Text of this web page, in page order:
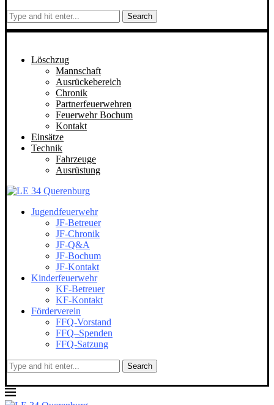
Search
Löschzug
Mannschaft
Ausrückebereich
Chronik
Partnerfeuerwehren
Feuerwehr Bochum
Kontakt
Einsätze
Technik
Fahrzeuge
Ausrüstung
Jugendfeuerwehr
JF-Betreuer
JF-Chronik
JF-Q&A
JF-Bochum
JF-Kontakt
Kinderfeuerwehr
KF-Betreuer
KF-Kontakt
Förderverein
FFQ-Vorstand
FFQ–Spenden
FFQ-Satzung
Search